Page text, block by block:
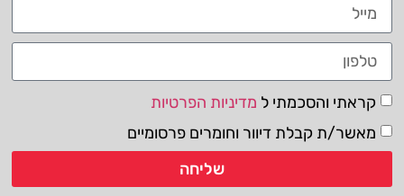
קראתי והסכמתי ל מדיניות הפרטיות
מאשר/ת קבלת דיוור וחומרים פרסומיים
שליחה